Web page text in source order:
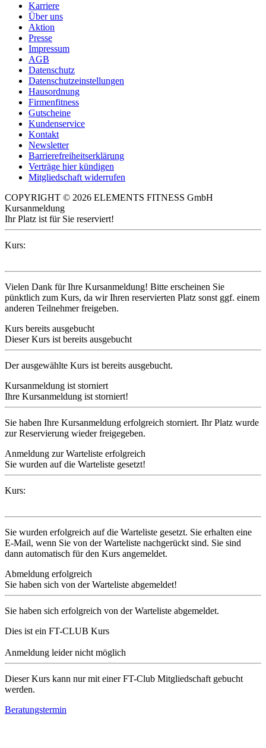
Karriere
Über uns
Aktion
Presse
Impressum
AGB
Datenschutz
Datenschutzeinstellungen
Hausordnung
Firmenfitness
Gutscheine
Kundenservice
Kontakt
Newsletter
Barrierefreiheitserklärung
Verträge hier kündigen
Mitgliedschaft widerrufen
COPYRIGHT © 2026 ELEMENTS FITNESS GmbH
Kursanmeldung
Ihr Platz ist für Sie reserviert!
Kurs:
Vielen Dank für Ihre Kursanmeldung! Bitte erscheinen Sie
pünktlich zum Kurs, da wir Ihren reservierten Platz sonst ggf. einem
anderen Teilnehmer freigeben.
Kurs bereits ausgebucht
Dieser Kurs ist bereits ausgebucht
Der ausgewählte Kurs ist bereits ausgebucht.
Kursanmeldung ist storniert
Ihre Kursanmeldung ist storniert!
Sie haben Ihre Kursanmeldung erfolgreich storniert. Ihr Platz wurde
zur Reservierung wieder freigegeben.
Anmeldung zur Warteliste erfolgreich
Sie wurden auf die Warteliste gesetzt!
Kurs:
Sie wurden erfolgreich auf die Warteliste gesetzt. Sie erhalten eine
E-Mail, wenn Sie von der Warteliste nachgerückt sind. Sie sind
dann automatisch für den Kurs angemeldet.
Abmeldung erfolgreich
Sie haben sich von der Warteliste abgemeldet!
Sie haben sich erfolgreich von der Warteliste abgemeldet.
Dies ist ein FT-CLUB Kurs
Anmeldung leider nicht möglich
Dieser Kurs kann nur mit einer FT-Club Mitgliedschaft gebucht
werden.
Beratungstermin